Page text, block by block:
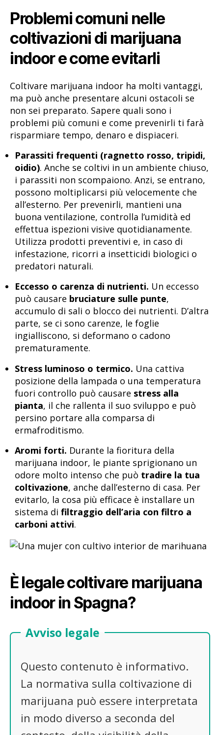
Problemi comuni nelle
coltivazioni di marijuana
indoor e come evitarli
Coltivare marijuana indoor ha molti vantaggi,
ma può anche presentare alcuni ostacoli se
non sei preparato. Sapere quali sono i
problemi più comuni e come prevenirli ti farà
risparmiare tempo, denaro e dispiaceri.
Parassiti frequenti (ragnetto rosso, tripidi,
oidio). Anche se coltivi in un ambiente chiuso,
i parassiti non scompaiono. Anzi, se entrano,
possono moltiplicarsi più velocemente che
all’esterno. Per prevenirli, mantieni una
buona ventilazione, controlla l’umidità ed
effettua ispezioni visive quotidianamente.
Utilizza prodotti preventivi e, in caso di
infestazione, ricorri a insetticidi biologici o
predatori naturali.
Eccesso o carenza di nutrienti. Un eccesso
può causare bruciature sulle punte,
accumulo di sali o blocco dei nutrienti. D’altra
parte, se ci sono carenze, le foglie
ingialliscono, si deformano o cadono
prematuramente.
Stress luminoso o termico. Una cattiva
posizione della lampada o una temperatura
fuori controllo può causare stress alla
pianta, il che rallenta il suo sviluppo e può
persino portare alla comparsa di
ermafroditismo.
Aromi forti. Durante la fioritura della
marijuana indoor, le piante sprigionano un
odore molto intenso che può tradire la tua
coltivazione, anche dall’esterno di casa. Per
evitarlo, la cosa più efficace è installare un
sistema di filtraggio dell’aria con filtro a
carboni attivi.
È legale coltivare marijuana
indoor in Spagna?
Avviso legale
Questo contenuto è informativo.
La normativa sulla coltivazione di
marijuana può essere interpretata
in modo diverso a seconda del